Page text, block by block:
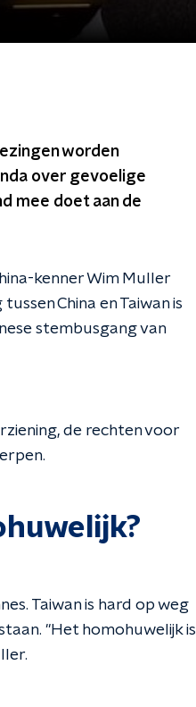
worden
over gevoelige
mee doet aan de
kenner Wim Muller
tussen China en Taiwan is
stembusgang van
de rechten voor
Taiwan is hard op weg
"Het homohuwelijk is